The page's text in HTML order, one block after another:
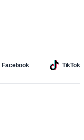
Facebook TikTok